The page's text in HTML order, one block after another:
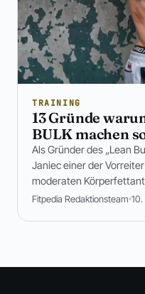
TRAINING
13 Gründe
BULK machen
Als Gründer des „Lean
Janiec einer der
moderaten
Fitpedia Redaktionsteam